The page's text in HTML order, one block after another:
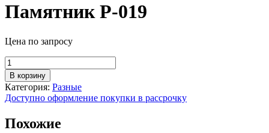
Памятник Р-019
Цена по запросу
Количество
товара
Памятник
Р-019
В корзину
Категория: Разные
Доступно оформление покупки в рассрочку
Похожие